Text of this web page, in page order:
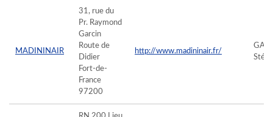
MADININAIR
31, rue du
Pr. Raymond
Garcin
Route de
Didier
Fort-de-
France
97200
http://www.madininair.fr/